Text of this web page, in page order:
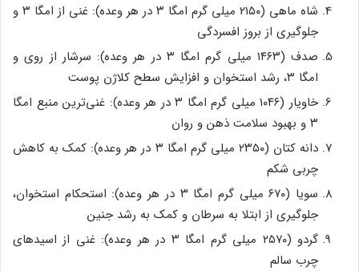
شاه ماهی (۲۱۵۰ میلی گرم امگا ۳ در هر وعده): غنی از امگا ۳ و
جلوگیری از بروز افسردگی
صدف (۱۴۶۳ میلی گرم امگا ۳ در هر وعده): سرشار از روی و
امگا ۳، رشد استخوان و افزایش سطح کلاژن پوست
خاویار (۱۰۴۶ میلی گرم امگا ۳ در هر وعده): غنی‌ترین منبع امگا
۳ و بهبود سلامت ذهن و روان
دانه کتان (۲۳۵۰ میلی گرم امگا ۳ در هر وعده): کمک به کاهش
چربی شکم
سویا (۶۷۰ میلی گرم امگا ۳ در هر وعده): استحکام استخوان،
جلوگیری از ابتلا به سرطان و کمک به رشد جنین
گردو (۲۵۷۰ میلی گرم امگا ۳ در هر وعده): غنی از اسیدهای
چرب سالم